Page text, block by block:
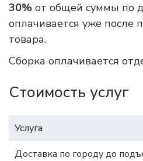
30% от общей суммы по
оплачивается уже после
товара.
Сборка оплачивается
Стоимость услуг
Услуга
Доставка по городу до